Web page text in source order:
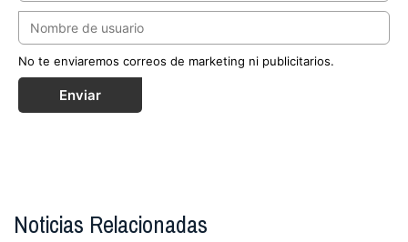
No te enviaremos correos de marketing ni publicitarios.
Enviar
Noticias Relacionadas